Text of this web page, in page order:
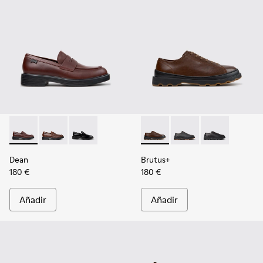
Dean - K101045-008 - Mocasines de piel burdeos para
Dean - K101045-005
Dean - K101045-001
Dean
180 €
Añadir
Brutus+ - K101066-004 -
Brutus+ - K101066-
Brutus+ -
Brutus+
180 €
Añadir